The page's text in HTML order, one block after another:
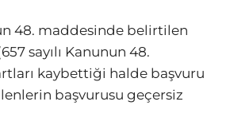
48. maddesinde belirtilen
sayılı Kanunun 48.
kaybettiği halde başvuru
başvurusu geçersiz